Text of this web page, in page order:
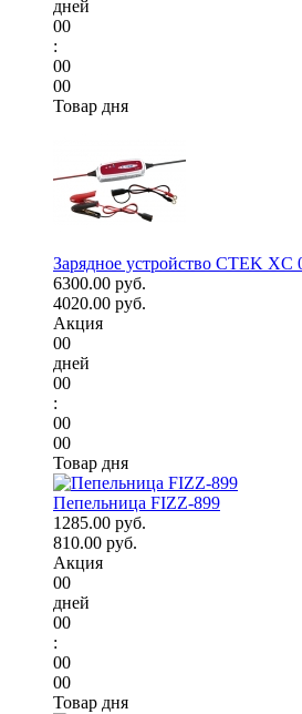
дней
00
:
00
00
Товар дня
Зарядное устройство CTEK XC
6300.00 руб.
4020.00 руб.
Акция
00
дней
00
:
00
00
Товар дня
Пепельница FIZZ-899
1285.00 руб.
810.00 руб.
Акция
00
дней
00
:
00
00
Товар дня